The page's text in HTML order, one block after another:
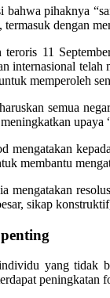
pihaknya
dengan
teroris 11
internasional
memperoleh
semua
membantu
sikap
yang tidak
peningkatan